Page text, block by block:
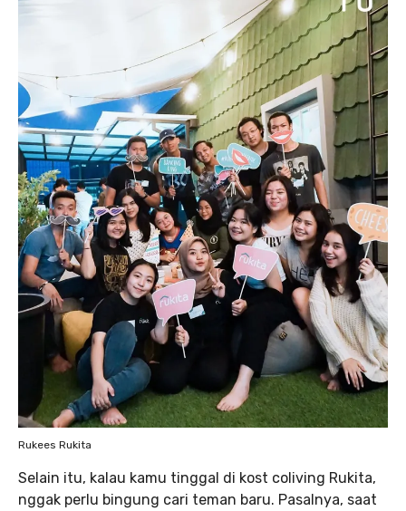
Rukees Rukita
Selain itu, kalau kamu tinggal di kost coliving Rukita,
nggak perlu bingung cari teman baru. Pasalnya, saat